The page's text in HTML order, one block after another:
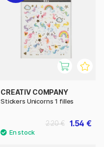
CREATIV COMPANY
Stickers Unicorns 1 filles
1.54 €
2.20 €